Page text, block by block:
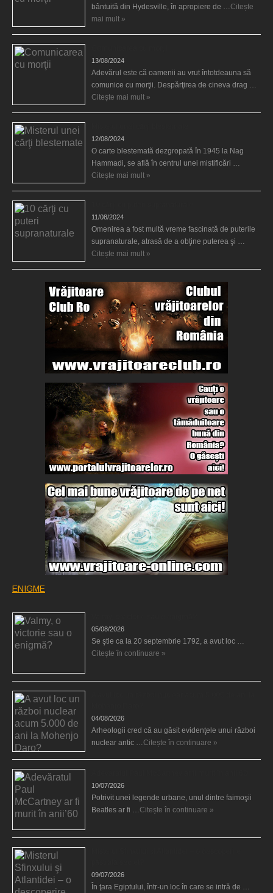
bântuită din Hydesville, în apropiere de …Citește
mai mult »
13/08/2024
Adevărul este că oamenii au vrut întotdeauna să
comunice cu morţii. Despărţirea de cineva drag …
Citește mai mult »
12/08/2024
O carte blestemată dezgropată în 1945 la Nag
Hammadi, se află în centrul unei mistificări …
Citește mai mult »
11/08/2024
Omenirea a fost multă vreme fascinată de puterile
supranaturale, atrasă de a obţine puterea şi …
Citește mai mult »
ENIGME
05/08/2026
Se ştie ca la 20 septembrie 1792, a avut loc …
Citește în continuare »
04/08/2026
Arheologii cred că au găsit evidenţele unui război
nuclear antic …Citește în continuare »
10/07/2026
Potrivit unei legende urbane, unul dintre faimoşii
Beatles ar fi …Citește în continuare »
09/07/2026
În ţara Egiptului, într-un loc în care se intră de …